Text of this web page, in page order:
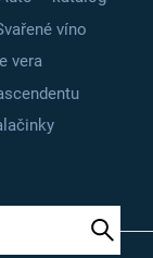
víno
vera